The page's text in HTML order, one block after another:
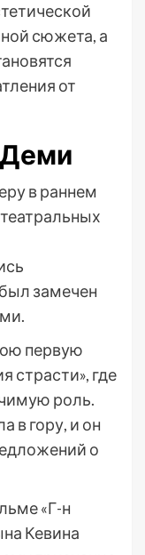
сюжета, а
от
в раннем
замечен
первую
страсти», где
роль.
в гору, и он
о
«Г-н
Кевина